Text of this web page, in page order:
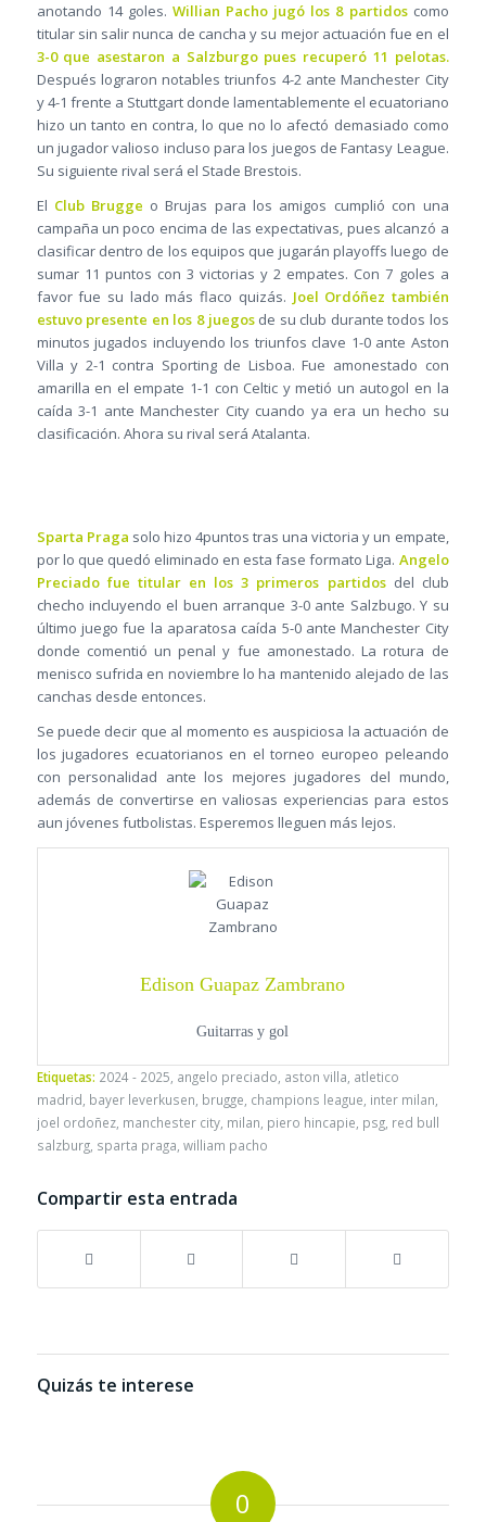
anotando 14 goles. Willian Pacho jugó los 8 partidoscomo
titular sin salir nunca de cancha y su mejor actuación fue en el
3-0 que asestaron a Salzburgo pues recuperó 11 pelotas.
Después lograron notables triunfos 4-2 ante Manchester City
y 4-1 frente a Stuttgart donde lamentablemente el ecuatoriano
hizo un tanto en contra, lo que no lo afectó demasiado como
un jugador valioso incluso para los juegos de Fantasy League.
Su siguiente rival será el Stade Brestois.
El Club Brugge o Brujas para los amigos cumplió con una
campaña un poco encima de las expectativas, pues alcanzó a
clasificar dentro de los equipos que jugarán playoffs luego de
sumar 11 puntos con 3 victorias y 2 empates. Con 7 goles a
favor fue su lado más flaco quizás. Joel Ordóñez también
estuvo presente en los 8 juegosde su club durante todos los
minutos jugados incluyendo los triunfos clave 1-0 ante Aston
Villa y 2-1 contra Sporting de Lisboa. Fue amonestado con
amarilla en el empate 1-1 con Celtic y metió un autogol en la
caída 3-1 ante Manchester City cuando ya era un hecho su
clasificación. Ahora su rival será Atalanta.
Sparta Praga solo hizo 4puntos tras una victoria y un empate,
por lo que quedó eliminado en esta fase formato Liga. Angelo
Preciado fue titular en los 3 primeros partidosdel club
checho incluyendo el buen arranque 3-0 ante Salzbugo. Y su
último juego fue la aparatosa caída 5-0 ante Manchester City
donde comentió un penal y fue amonestado. La rotura de
menisco sufrida en noviembre lo ha mantenido alejado de las
canchas desde entonces.
Se puede decir que al momento es auspiciosa la actuación de
los jugadores ecuatorianos en el torneo europeo peleando
con personalidad ante los mejores jugadores del mundo,
además de convertirse en valiosas experiencias para estos
aun jóvenes futbolistas. Esperemos lleguen más lejos.
Edison Guapaz Zambrano
Guitarras y gol
Etiquetas: 2024 - 2025 angelo preciado aston villa atletico
madrid bayer leverkusen brugge champions league inter milan
joel ordoñez, manchester city, milan piero hincapie psg, red bull
salzburg, sparta praga william pacho
Compartir esta entrada
Quizás te interese
0